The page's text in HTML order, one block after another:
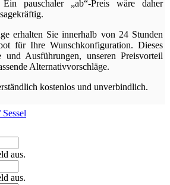
Ein pauschaler „ab“-Preis wäre daher
erhalten Sie innerhalb von 24 Stunden
für Ihre Wunschkonfiguration. Dieses
und Ausführungen, unseren Preisvorteil
Alternativvorschläge.
kostenlos und unverbindlich.
Sessel
aus.
aus.